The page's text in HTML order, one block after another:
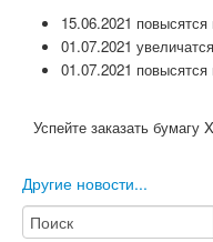
15.06.2021
01.07.2021
01.07.2021
Успейте заказать бумагу
Другие новости...